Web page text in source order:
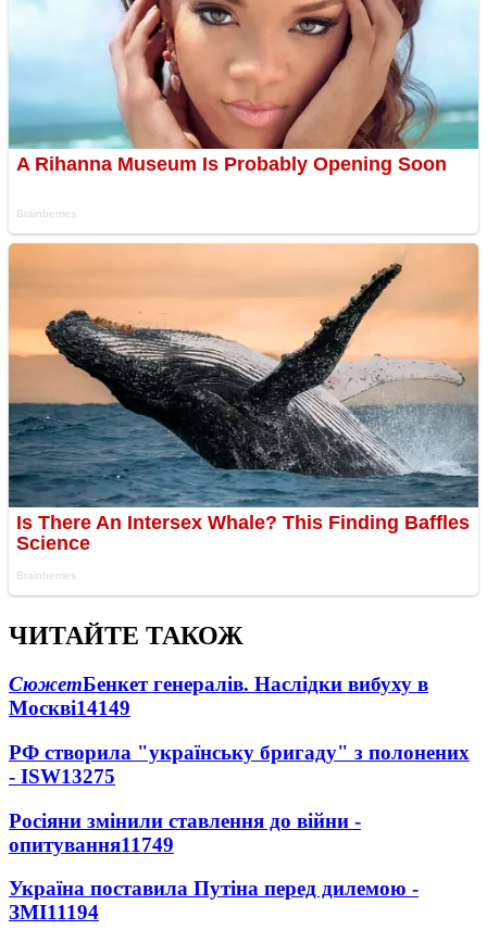
ЧИТАЙТЕ ТАКОЖ
СюжетБенкет генералів. Наслідки вибуху в
Москві14149
РФ створила "українську бригаду" з полонених
- ISW13275
Росіяни змінили ставлення до війни -
опитування11749
Україна поставила Путіна перед дилемою -
ЗМІ11194